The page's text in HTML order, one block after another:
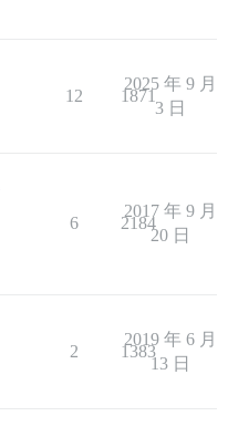
12 1871
2025 年 9 月
3 日
6 2184
2017 年 9 月
20 日
2 1383
2019 年 6 月
13 日